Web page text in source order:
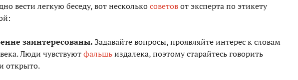
вести легкую беседу, вот несколькосоветовот эксперта по этикету
заинтересованы.Задавайте вопросы, проявляйте интерес к словам
Люди чувствуютфальшьиздалека, поэтому старайтесь говорить
открыто.